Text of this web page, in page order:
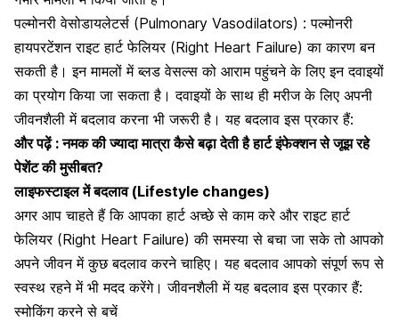
पल्मोनरी वेसोडायलेटर्स (Pulmonary Vasodilators) : पल्मोनरी
हायपरटेंशन राइट हार्ट फेलियर (Right Heart Failure) का कारण बन
सकती है। इन मामलों में ब्लड वेसल्स को आराम पहुंचने के लिए इन दवाइयों
का प्रयोग किया जा सकता है।दवाइयों के साथ ही मरीज के लिए अपनी
जीवनशैली में बदलाव करना भी जरूरी है। यह बदलाव इस प्रकार हैं:
और पढ़ें :नमक की ज्यादा मात्रा कैसे बढ़ा देती है हार्ट इंफेक्शन से जूझ रहे
पेशेंट की मुसीबत?
लाइफस्टाइल में बदलाव (Lifestyle changes)
अगर आप चाहते हैं कि आपका हार्ट अच्छे से काम करे और राइट हार्ट
फेलियर (Right Heart Failure) की समस्या से बचा जा सके तो आपको
अपने जीवन में कुछ बदलाव करने चाहिए। यह बदलाव आपको संपूर्ण रूप से
स्वस्थ रहने में भी मदद करेंगे। जीवनशैली में यह बदलाव इस प्रकार हैं:
स्मोकिंग करने से बचें